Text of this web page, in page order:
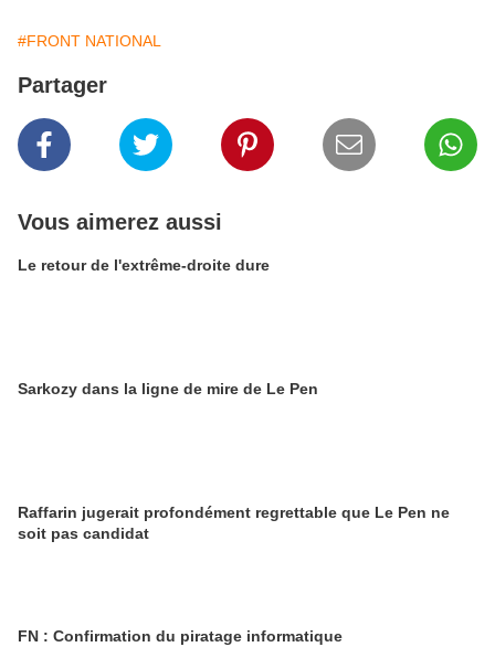
#FRONT NATIONAL
Partager
Vous aimerez aussi
Le retour de l'extrême-droite dure
Sarkozy dans la ligne de mire de Le Pen
Raffarin jugerait profondément regrettable que Le Pen ne
soit pas candidat
FN : Confirmation du piratage informatique